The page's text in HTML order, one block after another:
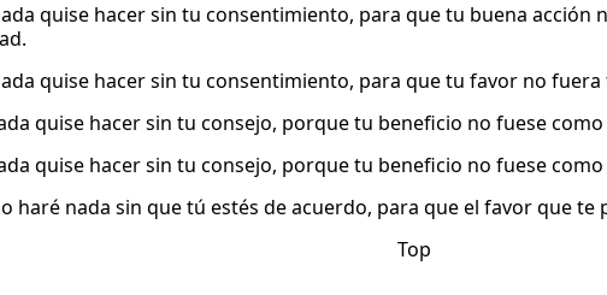
quise hacer sin tu consentimiento, para que tu buena
quise hacer sin tu consentimiento, para que tu favor no
quise hacer sin tu consejo, porque tu beneficio no fuese
quise hacer sin tu consejo, porque tu beneficio no fuese
haré nada sin que tú estés de acuerdo, para que el favor que
Top